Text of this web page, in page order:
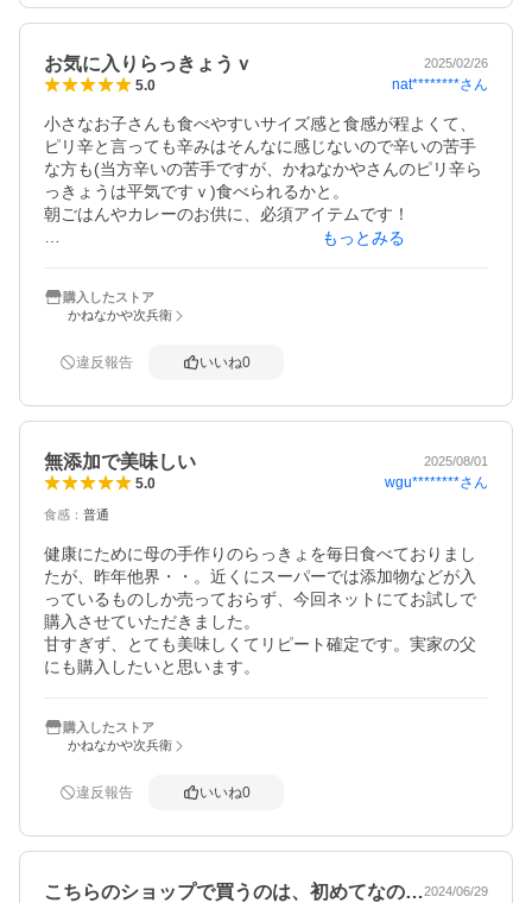
お気に入りらっきょうｖ 2025/02/26
5.0 nat********さん
小さなお子さんも食べやすいサイズ感と食感が程よくて、
ピリ辛と言っても辛みはそんなに感じないので辛いの苦手
な方も(当方辛いの苦手ですが、かねなかやさんのピリ辛ら
っきょうは平気ですｖ)食べられるかと。
朝ごはんやカレーのお供に、必須アイテムです！
もっとみる
購入したストア
かねなかや次兵衛
違反報告 いいね0
無添加で美味しい 2025/08/01
5.0 wgu********さん
食感 ： 普通
健康にために母の手作りのらっきょを毎日食べておりまし
たが、昨年他界・・。近くにスーパーでは添加物などが入
っているものしか売っておらず、今回ネットにてお試しで
購入させていただきました。
甘すぎず、とても美味しくてリピート確定です。実家の父
にも購入したいと思います。
購入したストア
かねなかや次兵衛
違反報告 いいね0
こちらのショップで買うのは、初めてなの…2024/06/29